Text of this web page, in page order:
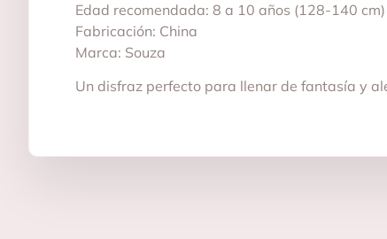
Edad recomendada: 8 a 10 años (128-140 cm)
Fabricación: China
Marca: Souza
Un disfraz perfecto para llenar de fantasía y